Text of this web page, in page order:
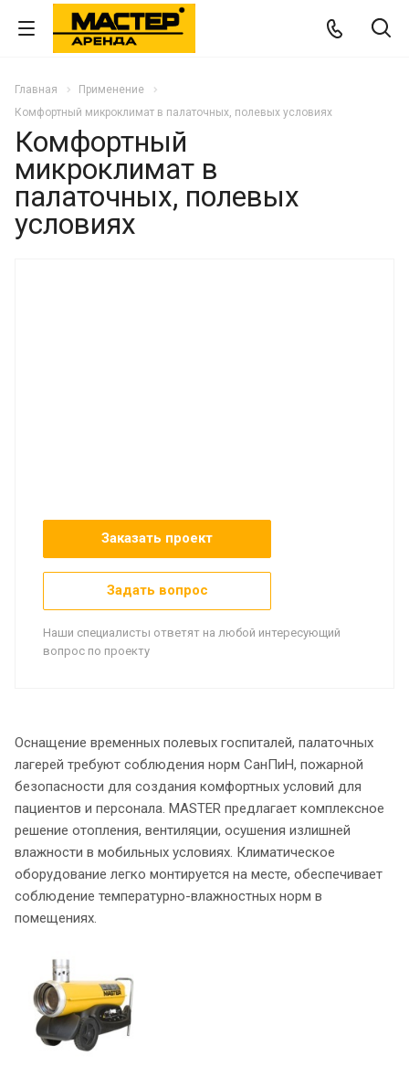
Главная
Применение
Комфортный микроклимат в палаточных, полевых условиях
Комфортный
микроклимат в
палаточных, полевых
условиях
Заказать проект
Задать вопрос
Наши специалисты ответят на любой интересующий
вопрос по проекту
Оснащение временных полевых госпиталей, палаточных
лагерей требуют соблюдения норм СанПиН, пожарной
безопасности для создания комфортных условий для
пациентов и персонала. MASTER предлагает комплексное
решение отопления, вентиляции, осушения излишней
влажности в мобильных условиях. Климатическое
оборудование легко монтируется на месте, обеспечивает
соблюдение температурно-влажностных норм в
помещениях.